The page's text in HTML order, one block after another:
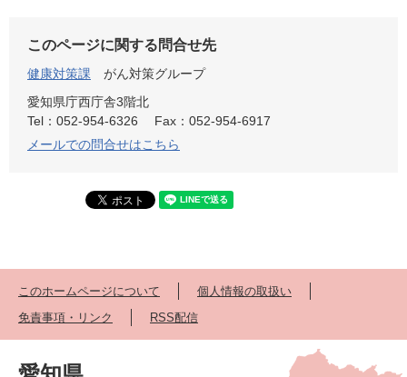
このページに関する問合せ先
健康対策課
がん対策グループ
愛知県庁西庁舎3階北
Tel：052-954-6326
Fax：052-954-6917
メールでの問合せはこちら
このホームページについて
個人情報の取扱い
免責事項・リンク
RSS配信